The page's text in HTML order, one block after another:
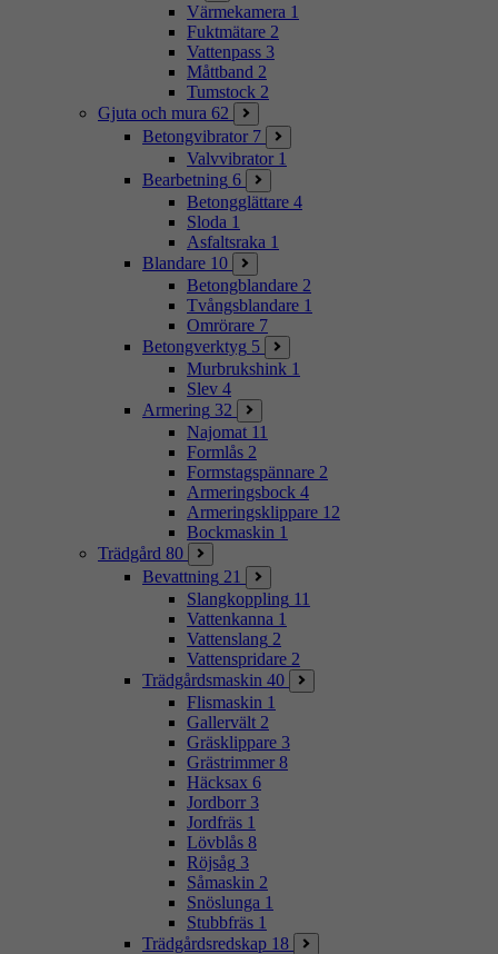
Värmekamera 1
Fuktmätare 2
Vattenpass 3
Måttband 2
Tumstock 2
Gjuta och mura 62
Betongvibrator 7
Valvvibrator 1
Bearbetning 6
Betongglättare 4
Sloda 1
Asfaltsraka 1
Blandare 10
Betongblandare 2
Tvångsblandare 1
Omrörare 7
Betongverktyg 5
Murbrukshink 1
Slev 4
Armering 32
Najomat 11
Formlås 2
Formstagspännare 2
Armeringsbock 4
Armeringsklippare 12
Bockmaskin 1
Trädgård 80
Bevattning 21
Slangkoppling 11
Vattenkanna 1
Vattenslang 2
Vattenspridare 2
Trädgårdsmaskin 40
Flismaskin 1
Gallervält 2
Gräsklippare 3
Grästrimmer 8
Häcksax 6
Jordborr 3
Jordfräs 1
Lövblås 8
Röjsåg 3
Såmaskin 2
Snöslunga 1
Stubbfräs 1
Trädgårdsredskap 18